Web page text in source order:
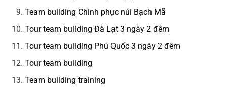
Team building Chinh phục núi Bạch Mã
Tour team building Đà Lạt 3 ngày 2 đêm
Tour team building Phú Quốc 3 ngày 2 đêm
Tour team building
Team building training